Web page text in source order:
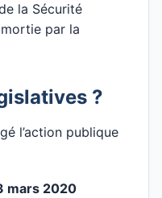
la Sécurité
par la
?
l’action publique
mars 2020